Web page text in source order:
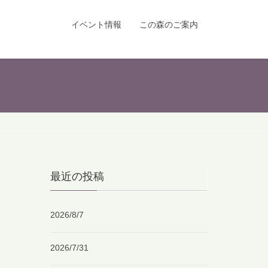
イベント情報 この森のご案内
最近の投稿
2026/8/7
2026/7/31